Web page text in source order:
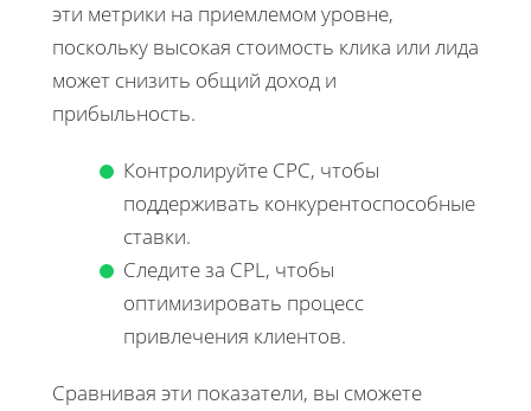
эти метрики на приемлемом уровне,
поскольку высокая стоимость клика или лида
может снизить общий доход и
прибыльность.
Контролируйте CPC, чтобы
поддерживать конкурентоспособные
ставки.
Следите за CPL, чтобы
оптимизировать процесс
привлечения клиентов.
Сравнивая эти показатели, вы сможете